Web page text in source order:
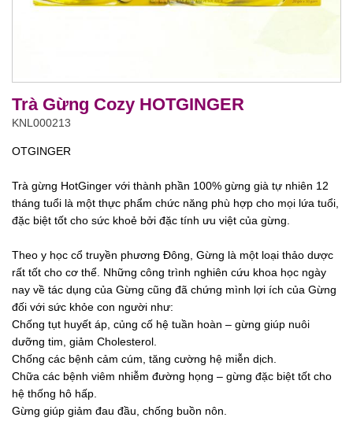
Trà Gừng Cozy HOTGINGER
KNL000213
OTGINGER
Trà gừng HotGinger với thành phần 100% gừng già tự nhiên 12
tháng tuổi là một thực phẩm chức năng phù hợp cho mọi lứa tuổi,
đặc biệt tốt cho sức khoẻ bởi đặc tính ưu việt của gừng.
Theo y học cổ truyền phương Đông, Gừng là một loại thảo dược
rất tốt cho cơ thể. Những công trình nghiên cứu khoa học ngày
nay về tác dụng của Gừng cũng đã chứng mình lợi ích của Gừng
đối với sức khỏe con người như:
Chống tụt huyết áp, củng cố hệ tuần hoàn – gừng giúp nuôi
dưỡng tim, giảm Cholesterol.
Chống các bệnh cảm cúm, tăng cường hệ miễn dịch.
Chữa các bệnh viêm nhiễm đường họng – gừng đặc biệt tốt cho
hệ thống hô hấp.
Gừng giúp giảm đau đầu, chống buồn nôn.